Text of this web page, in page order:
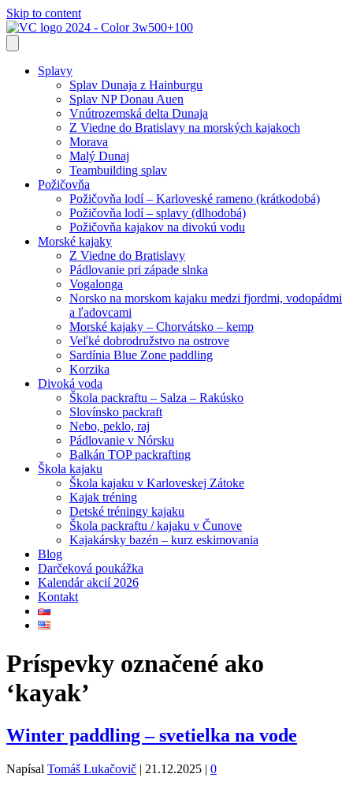
Skip to content
Splavy
Splav Dunaja z Hainburgu
Splav NP Donau Auen
Vnútrozemská delta Dunaja
Z Viedne do Bratislavy na morských kajakoch
Morava
Malý Dunaj
Teambuilding splav
Požičovňa
Požičovňa lodí – Karloveské rameno (krátkodobá)
Požičovňa lodí – splavy (dlhodobá)
Požičovňa kajakov na divokú vodu
Morské kajaky
Z Viedne do Bratislavy
Pádlovanie pri západe slnka
Vogalonga
Norsko na morskom kajaku medzi fjordmi, vodopádmi
a ľadovcami
Morské kajaky – Chorvátsko – kemp
Veľké dobrodružstvo na ostrove
Sardínia Blue Zone paddling
Korzika
Divoká voda
Škola packraftu – Salza – Rakúsko
Slovínsko packraft
Nebo, peklo, raj
Pádlovanie v Nórsku
Balkán TOP packrafting
Škola kajaku
Škola kajaku v Karloveskej Zátoke
Kajak tréning
Detské tréningy kajaku
Škola packraftu / kajaku v Čunove
Kajakársky bazén – kurz eskimovania
Blog
Darčeková poukážka
Kalendár akcií 2026
Kontakt
Príspevky označené ako
‘kayak’
Winter paddling – svetielka na vode
Napísal Tomáš Lukačovič | 21.12.2025 | 0